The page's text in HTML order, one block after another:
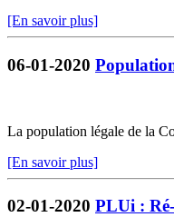
[En savoir plus]
06-01-2020
La population légale de la
[En savoir plus]
02-01-2020 PLUi :